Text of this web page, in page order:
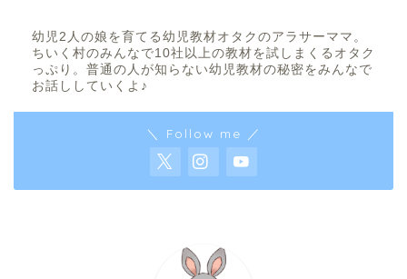
幼児2人の娘を育てる幼児教材オタクのアラサーママ。
ちいく村のみんなで10社以上の教材を試しまくるオタク
っぷり。普通の人が知らない幼児教材の秘密をみんなで
お話ししていくよ♪
＼ Follow me ／